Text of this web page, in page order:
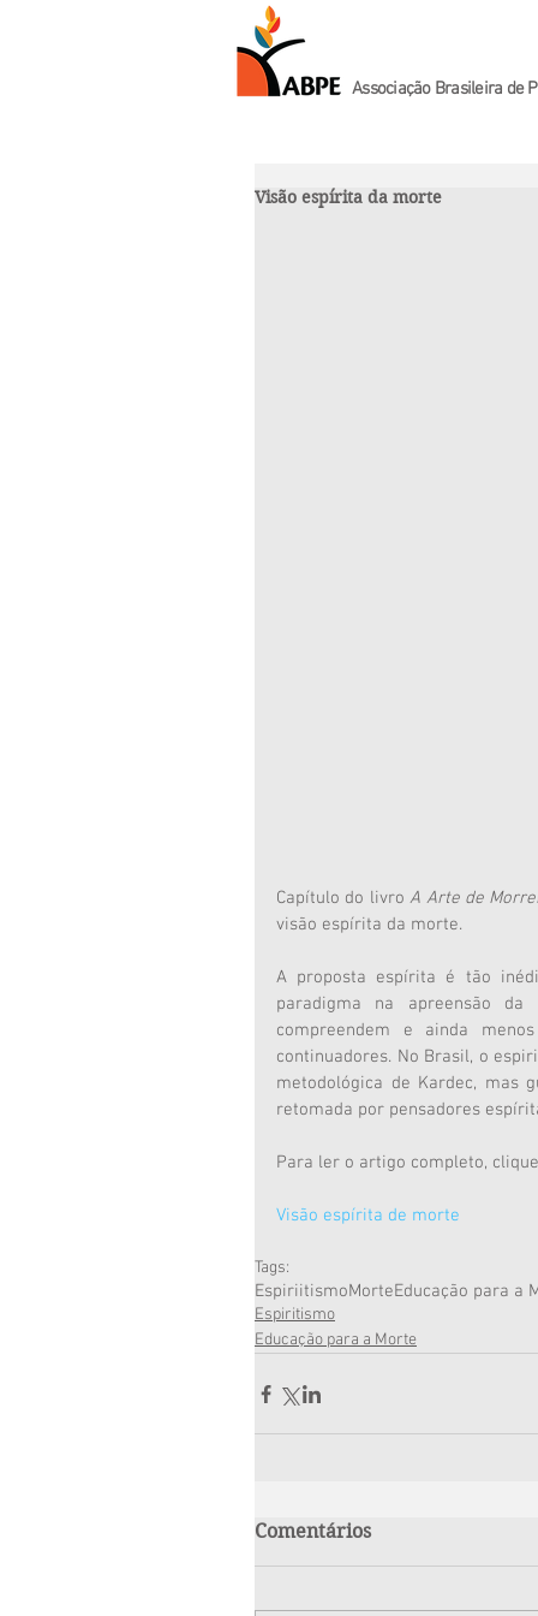
Associação Brasileira de
Visão espírita da morte
Capítulo do livro A Arte de
visão espírita da morte.
A proposta espírita é tão
paradigma na apreensão
compreendem e ainda
continuadores. No Brasil, o
metodológica de Kardec, mas
retomada por pensadores
Para ler o artigo completo,
Visão espírita de morte
Tags:
EspiriitismoMorteEducação para a
Espiritismo
Educação para a Morte
Comentários